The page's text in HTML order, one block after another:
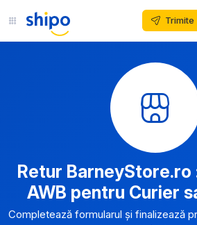
Trimite
Retur BarneyStore.ro
AWB pentru Curier
Completează formularul și finalizează